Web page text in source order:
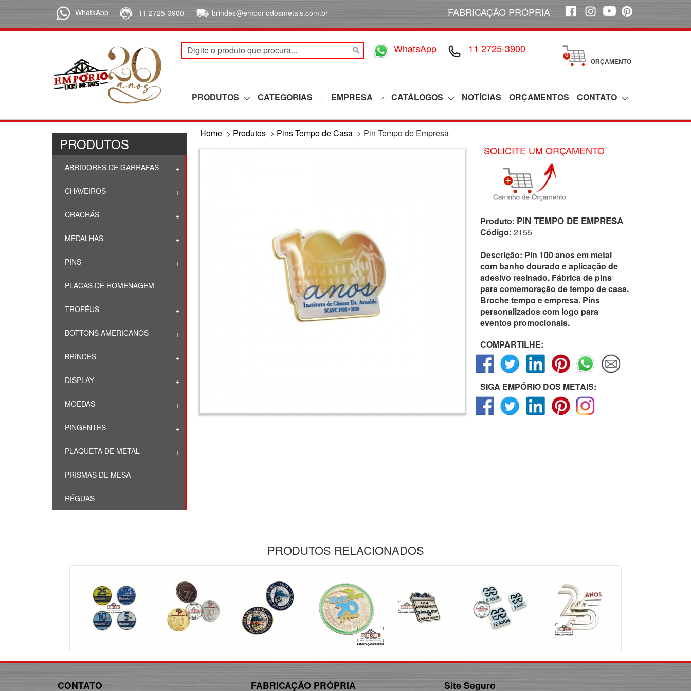
WhatsApp 11 2725-3900 brindes@emporiodosmetais.com.br FABRICAÇÃO PRÓPRIA
0
ORÇAMENTO
WhatsApp 11 2725-3900
PRODUTOS CATEGORIAS EMPRESA CATÁLOGOS NOTÍCIAS ORÇAMENTOS CONTATO
PRODUTOS
ABRIDORES DE GARRAFAS
CHAVEIROS
CRACHÁS
MEDALHAS
PINS
PLACAS DE HOMENAGEM
TROFÉUS
BOTTONS AMERICANOS
BRINDES
DISPLAY
MOEDAS
PINGENTES
PLAQUETA DE METAL
PRISMAS DE MESA
RÉGUAS
Home > Produtos > Pins Tempo de Casa > Pin Tempo de Empresa
SOLICITE UM ORÇAMENTO
Produto: PIN TEMPO DE EMPRESA
Código: 2155
Descrição: Pin 100 anos em metal
com banho dourado e aplicação de
adesivo resinado. Fábrica de pins
para comemoração de tempo de casa.
Broche tempo e empresa. Pins
personalizados com logo para
eventos promocionais.
COMPARTILHE:
SIGA EMPÓRIO DOS METAIS:
PRODUTOS RELACIONADOS
CONTATO FABRICAÇÃO PRÓPRIA Site Seguro